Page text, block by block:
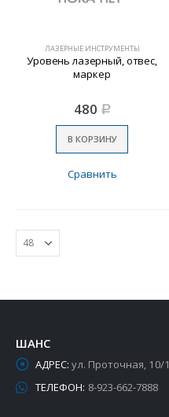
ЛАЗЕРНЫЕ ИНСТРУМЕНТЫ
Уровень лазерный, отвес,
маркер
480 Р
В КОРЗИНУ
Сравнить
ШАНС
АДРЕС: ул. Проточная, 10/1
ТЕЛЕФОН: 8-923-662-7888